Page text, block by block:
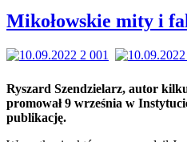
Mikołowskie mity i
Ryszard Szendzielarz, autor
promował 9 września w
publikację.